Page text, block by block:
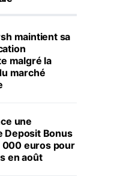
maintient sa
malgré la
marché
une
Deposit Bonus
000 euros pour
en août